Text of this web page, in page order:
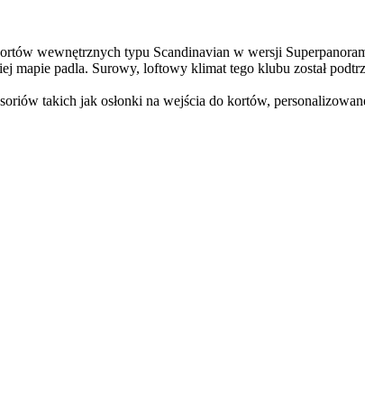
wewnętrznych typu Scandinavian w wersji
padla. Surowy, loftowy klimat tego klubu został
takich jak osłonki na wejścia do kortów,